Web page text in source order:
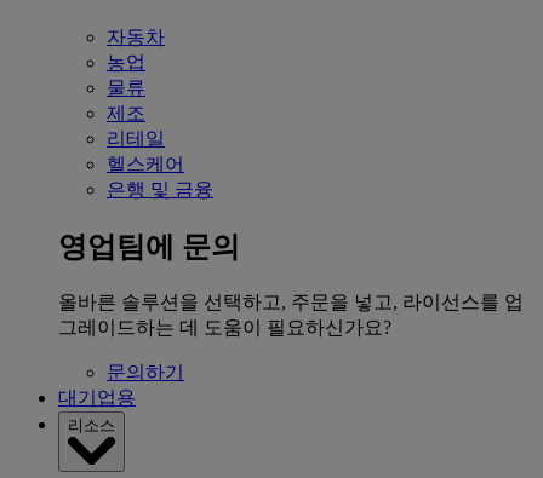
자동차
농업
물류
제조
리테일
헬스케어
은행 및 금융
영업팀에 문의
올바른 솔루션을 선택하고, 주문을 넣고, 라이선스를 업
그레이드하는 데 도움이 필요하신가요?
문의하기
대기업용
리소스